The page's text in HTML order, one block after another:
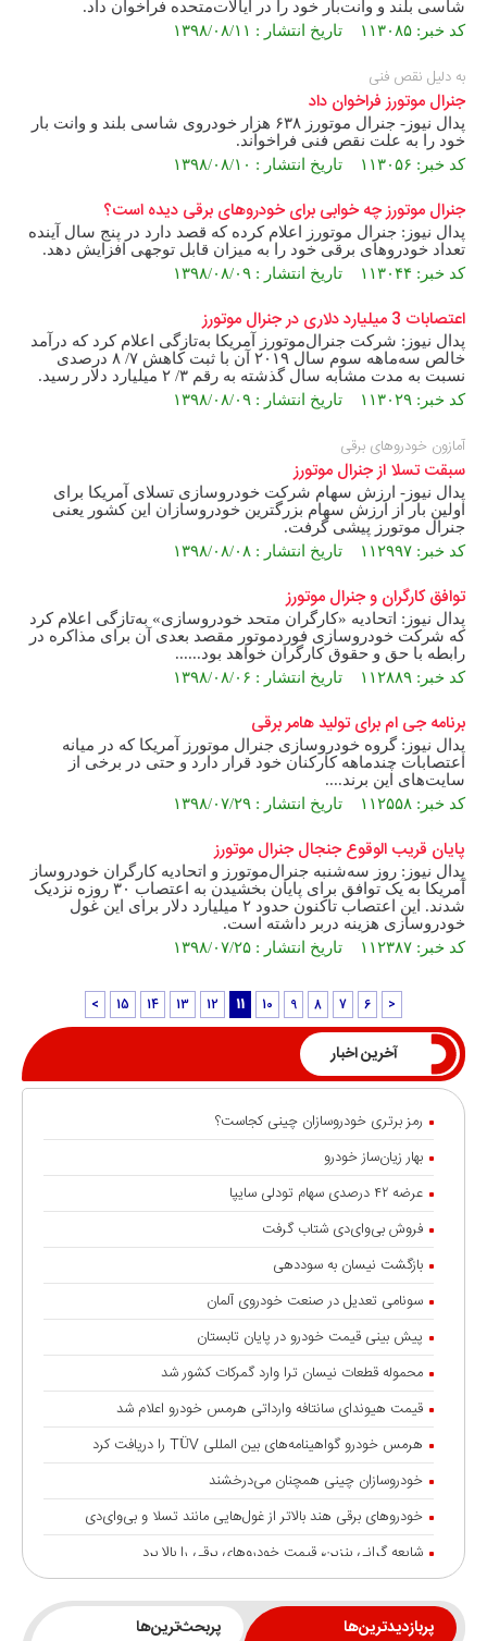
شاسی بلند و وانت‌بار خود را در ایالات‌متحده فراخوان داد.
کد خبر: ۱۱۳۰۸۵ تاریخ انتشار : ۱۳۹۸/۰۸/۱۱
به دلیل نقص فنی
جنرال موتورز فراخوان داد
پدال نیوز- جنرال موتورز ۶۳۸ هزار خودروی شاسی بلند و وانت بار
خود را به علت نقص فنی فراخواند.
کد خبر: ۱۱۳۰۵۶ تاریخ انتشار : ۱۳۹۸/۰۸/۱۰
جنرال موتورز چه خوابی برای خودروهای برقی دیده است؟
پدال نیوز: جنرال موتورز اعلام کرده که قصد دارد در پنج سال آینده
تعداد خودروهای برقی خود را به میزان قابل توجهی افزایش دهد.
کد خبر: ۱۱۳۰۴۴ تاریخ انتشار : ۱۳۹۸/۰۸/۰۹
اعتصابات 3 میلیارد دلاری در جنرال موتورز
پدال نیوز: شرکت جنرال‌موتورز آمریکا به‌تازگی اعلام کرد که درآمد
خالص سه‌ماهه سوم سال ۲۰۱۹ آن با ثبت کاهش ۷/ ۸ درصدی
نسبت به مدت مشابه سال گذشته به رقم ۳/ ۲ میلیارد دلار رسید.
کد خبر: ۱۱۳۰۲۹ تاریخ انتشار : ۱۳۹۸/۰۸/۰۹
آمازون خودروهای برقی
سبقت تسلا از جنرال موتورز
پدال نیوز- ارزش سهام شرکت خودروسازی تسلای آمریکا برای
اولین بار از ارزش سهام بزرگترین خودروسازان این کشور یعنی
جنرال موتورز پیشی گرفت.
کد خبر: ۱۱۲۹۹۷ تاریخ انتشار : ۱۳۹۸/۰۸/۰۸
توافق کارگران و جنرال موتورز
پدال نیوز: اتحادیه «کارگران متحد خودروسازی» به‌تازگی اعلام کرد
که شرکت خودروسازی فورد‌موتور مقصد بعدی آن برای مذاکره در
رابطه با حق و حقوق کارگران خواهد بود......
کد خبر: ۱۱۲۸۸۹ تاریخ انتشار : ۱۳۹۸/۰۸/۰۶
برنامه جی ام برای تولید هامر برقی
پدال نیوز: گروه خودروسازی جنرال موتورز آمریکا که در میانه
اعتصابات چندماهه کارکنان خود قرار دارد و حتی در برخی از
سایت‌های این برند....
کد خبر: ۱۱۲۵۵۸ تاریخ انتشار : ۱۳۹۸/۰۷/۲۹
پایان قریب الوقوع جنجال جنرال موتورز
پدال نیوز: روز سه‌شنبه جنرال‌موتورز و اتحادیه کارگران خودروساز
آمریکا به یک توافق برای پایان بخشیدن به اعتصاب ۳۰ روزه نزدیک
شدند. این اعتصاب تاکنون حدود ۲ میلیارد دلار برای این غول
خودروسازی هزینه دربر داشته است.
کد خبر: ۱۱۲۳۸۷ تاریخ انتشار : ۱۳۹۸/۰۷/۲۵
<
6
7
8
9
10
11
12
13
14
15
>
آخرین اخبار
رمز برتری خودروسازان چینی کجاست؟
بهار زیان‌ساز خودرو
عرضه ۴۲ درصدی سهام تودلی سایپا
فروش بی‌وای‌دی شتاب گرفت
بازگشت نیسان به سوددهی
سونامی تعدیل در صنعت خودروی آلمان
پیش بینی قیمت خودرو در پایان تابستان
محموله قطعات نیسان ترا وارد گمرکات کشور شد
قیمت هیوندای سانتافه وارداتی هرمس خودرو اعلام شد
هرمس خودرو گواهینامه‌های بین المللی TÜV را دریافت کرد
خودروسازان چینی همچنان می‌درخشند
خودروهای برقی هند بالاتر از غول‌هایی مانند تسلا و بی‌وای‌دی
شایعه گرانی بنزین، قیمت خودروهای برقی را بالا برد
جزئیات تردد خودرو با پلاک منطقه آزاد انزلی
پربازدیدترین‌ها پربحث‌ترین‌ها